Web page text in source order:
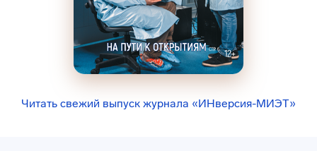
Читать свежий выпуск журнала «ИНверсия-МИЭТ»